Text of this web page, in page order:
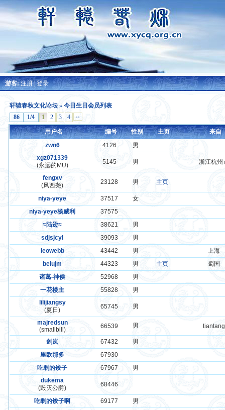
游客:注册|登录
轩辕春秋文化论坛» 今日生日会员列表
86
1/4 1 2 3 4 ››
用户名 编号 性别 主页
来自
zwn6
4126
男
xgz071339
(永远的MU)
5145 男 浙江杭州
fengxv
(风西尧)
23128 男 主页
niya-yeye 37517
女
niya-yeye杨威利
37575
≈陆逊≈
38621
男
sdjsjcyl
39093
男
leowebb
43442 男
上海
beiujm
44323 男 主页
蜀国
诸葛-神侯
52968
男
一花楼主
55828
男
lilijiangsy
(夏日)
65745 男
majredsun
(smallbill)
66539 男 tiantang
剑岚 67432
男
里欧那多
67930
吃剩的饺子
67967
男
dukema
(毁灭公爵)
68446
吃剩的饺子啊 69177
男